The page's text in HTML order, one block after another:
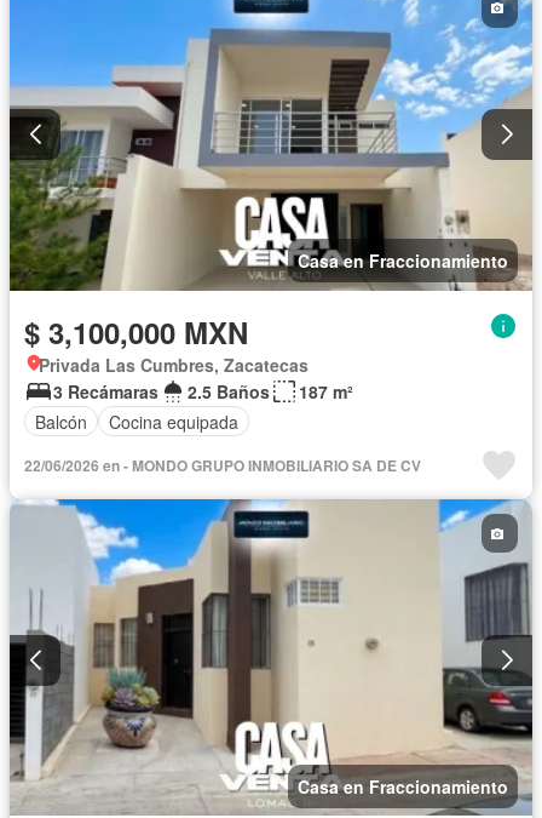
Casa en Fraccionamiento
$ 3,100,000 MXN
Privada Las Cumbres, Zacatecas
3 Recámaras
2.5 Baños
187 m²
Balcón
Cocina equipada
22/06/2026 en - MONDO GRUPO INMOBILIARIO SA DE CV
Casa en Fraccionamiento